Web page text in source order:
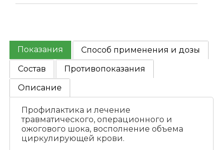
Показания
Способ применения и дозы
Состав
Противопоказания
Описание
Профилактика и лечение
травматического, операционного и
ожогового шока, восполнение объема
циркулирующей крови.